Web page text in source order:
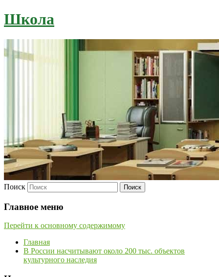
Школа
Поиск
Главное меню
Перейти к основному содержимому
Главная
В России насчитывают около 200 тыс. объектов
культурного наследия